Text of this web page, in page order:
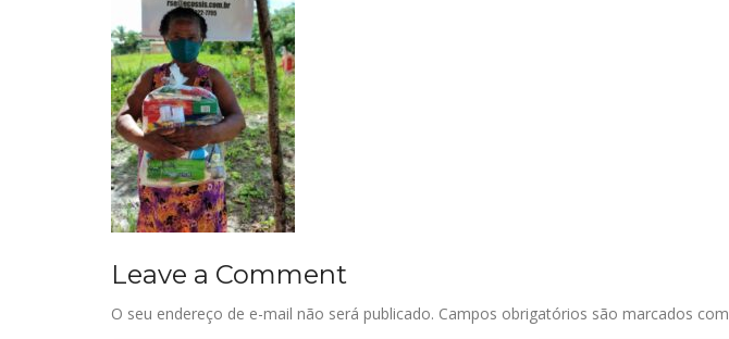
Leave a Comment
O seu endereço de e-mail não será publicado. Campos obrigatórios são marcados com